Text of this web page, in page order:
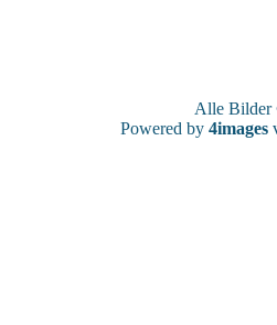
Alle
Powered by 4images